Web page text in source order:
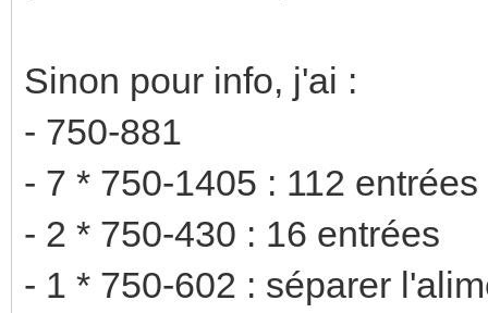
Sinon pour info, j'ai :
- 750-881
- 7 * 750-1405 : 112 entrées
- 2 * 750-430 : 16 entrées
- 1 * 750-602 : séparer